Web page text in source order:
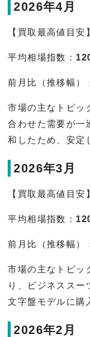
2026年4月
【買取最高値目安
平均相場指数：
前月比（推移幅）
市場の主なトピッ
合わせた需要が一
和したため、安定
2026年3月
【買取最高値目安
平均相場指数：
前月比（推移幅）
市場の主なトピッ
り、ビジネススー
文字盤モデルに購
2026年2月